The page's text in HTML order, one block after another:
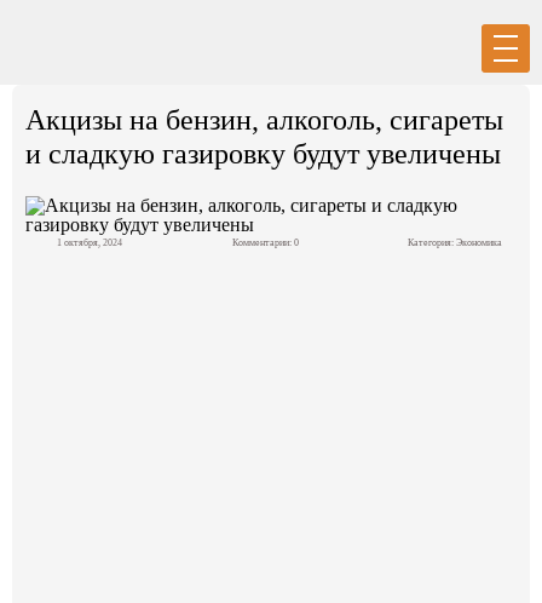
Вход
Акцизы на бензин, алкоголь, сигареты
и сладкую газировку будут увеличены
1 октября, 2024 Комментарии: 0 Категория: Экономика